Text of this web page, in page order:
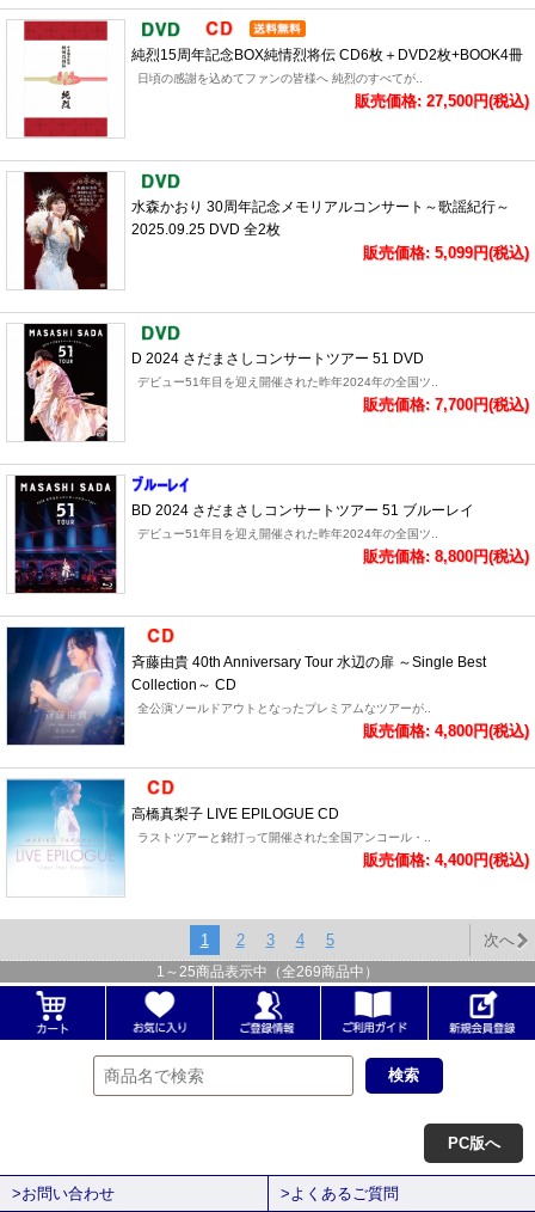
純烈15周年記念BOX純情烈将伝 CD6枚＋DVD2枚+BOOK4冊
日頃の感謝を込めてファンの皆様へ 純烈のすべてが..
販売価格: 27,500円(税込)
水森かおり 30周年記念メモリアルコンサート～歌謡紀行～
2025.09.25 DVD 全2枚
販売価格: 5,099円(税込)
D 2024 さだまさしコンサートツアー 51 DVD
デビュー51年目を迎え開催された昨年2024年の全国ツ..
販売価格: 7,700円(税込)
BD 2024 さだまさしコンサートツアー 51 ブルーレイ
デビュー51年目を迎え開催された昨年2024年の全国ツ..
販売価格: 8,800円(税込)
斉藤由貴 40th Anniversary Tour 水辺の扉 ～Single Best
Collection～ CD
全公演ソールドアウトとなったプレミアムなツアーが..
販売価格: 4,800円(税込)
高橋真梨子 LIVE EPILOGUE CD
ラストツアーと銘打って開催された全国アンコール・..
販売価格: 4,400円(税込)
1 2 3 4 5 次へ
1 ～ 25商品表示中（全269商品中）
PC版へ
>お問い合わせ >よくあるご質問